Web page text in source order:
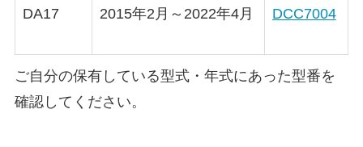
DA17 2015年2月～2022年4月 DCC7004
ご自分の保有している型式・年式にあった型番を
確認してください。